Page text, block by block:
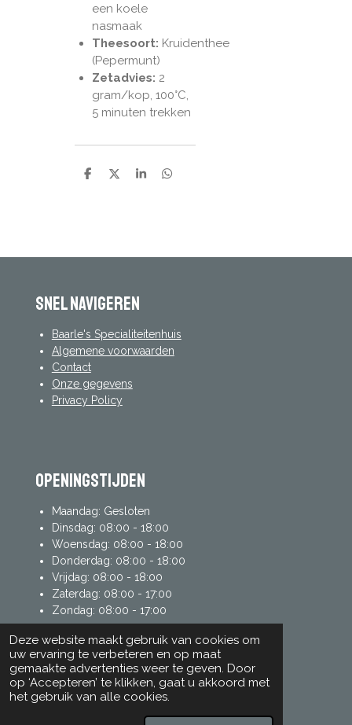
Deze website maakt gebruik van cookies om
uw ervaring te verbeteren en op maat
gemaakte advertenties weer te geven. Door
op ‘Accepteren’ te klikken, gaat u akkoord met
het gebruik van alle cookies.
een koele
nasmaak
Theesoort: Kruidenthee
(Pepermunt)
Zetadvies: 2
gram/kop,100°C,
5 minuten trekken
D
D
S
D
Snel navigeren
Baarle's Specialiteitenhuis
Algemene voorwaarden
Contact
Onze gegevens
Privacy Policy
Openingstijden
Maandag: Gesloten
Dinsdag: 08:00 - 18:00
Woensdag: 08:00 - 18:00
Donderdag: 08:00 - 18:00
Vrijdag: 08:00 - 18:00
Zaterdag: 08:00 - 17:00
Zondag: 08:00 - 17:00
mijn account
Inloggen